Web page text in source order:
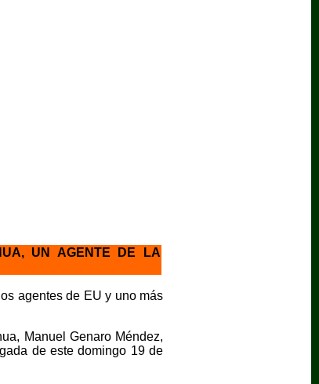
UN AGENTE DE LA
agentes de EU y uno más
Manuel Genaro Méndez,
de este domingo 19 de